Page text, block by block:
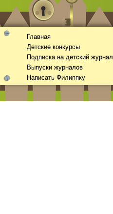
Главная
Детские конкурсы
Подписка на детский журнал
Выпуски журналов
Написать Филиппку
Смотреть видео онлайн